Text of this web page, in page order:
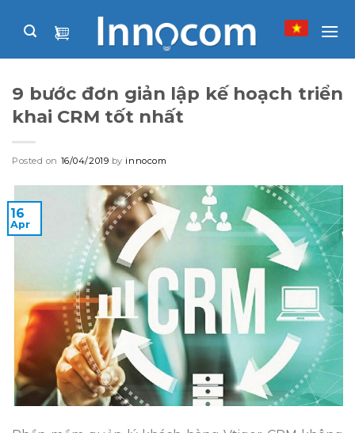
9 bước đơn giản lập kế hoạch triển
khai CRM tốt nhất
Posted on 16/04/2019 by innocom
16
Apr